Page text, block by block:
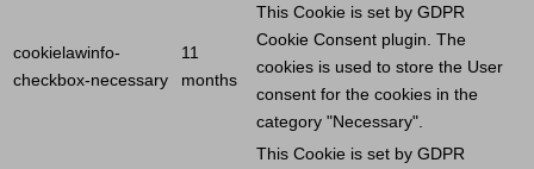
cookielawinfo-
checkbox-necessary
11
months
This Cookie is set by GDPR
Cookie Consent plugin. The
cookies is used to store the User
consent for the cookies in the
category "Necessary".
This Cookie is set by GDPR